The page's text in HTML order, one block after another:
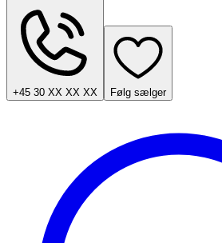
+45 30 XX XX XX Følg sælger